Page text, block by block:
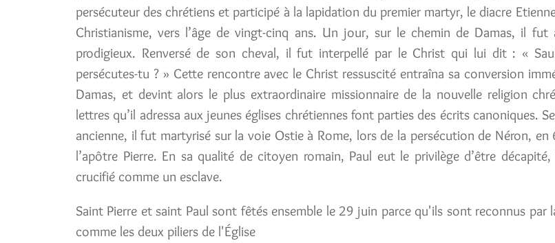
persécuteur des chrétiens et participé à la lapidation du premier martyr, le diacre
Christianisme, vers l’âge de vingt-cinq ans. Un jour, sur le chemin de Damas, il fut
prodigieux. Renversé de son cheval, il fut interpellé par le Christ qui lui dit : «
persécutes-tu ? » Cette rencontre avec le Christ ressuscité entraîna sa conversion
Damas, et devint alors le plus extraordinaire missionnaire de la nouvelle religion
lettres qu’il adressa aux jeunes églises chrétiennes font parties des écrits canoniques.
ancienne, il fut martyrisé sur la voie Ostie à Rome, lors de la persécution de Néron,
l’apôtre Pierre. En sa qualité de citoyen romain, Paul eut le privilège d’être
crucifié comme un esclave.
Saint Pierre et saint Paul sont fêtés ensemble le 29 juin parce qu'ils sont reconnus par
comme les deux piliers de l'Église